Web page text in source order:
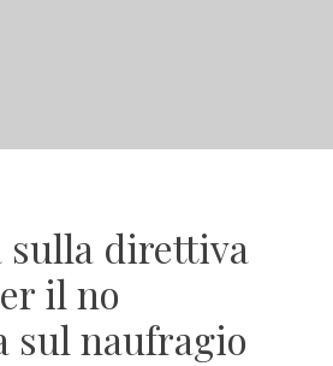
sulla direttiva
il no
sul naufragio